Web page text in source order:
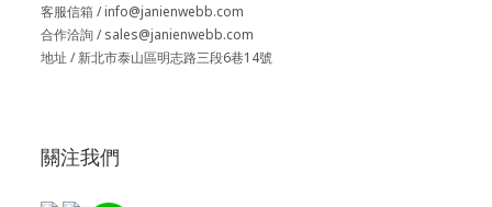
客服信箱 / info@janienwebb.com
合作洽詢 / sales@janienwebb.com
地址 / 新北市泰山區明志路三段6巷14號
關注我們